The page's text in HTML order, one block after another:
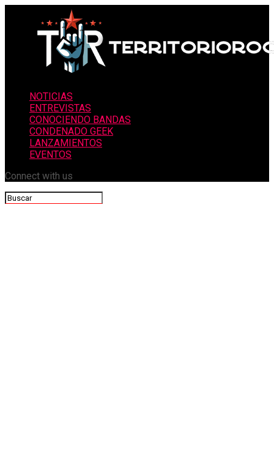
NOTICIAS
ENTREVISTAS
CONOCIENDO BANDAS
CONDENADO GEEK
LANZAMIENTOS
EVENTOS
Connect with us